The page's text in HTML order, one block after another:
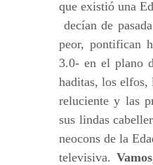
que existió una
decían de
peor, pontifican
3.0- en el plano
haditas, los elfos,
reluciente y las
sus lindas
neocons de la
televisiva.